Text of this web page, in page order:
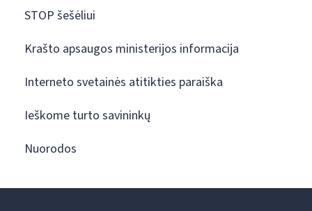
STOP šešėliui
Krašto apsaugos ministerijos informacija
Interneto svetainės atitikties paraiška
Ieškome turto savininkų
Nuorodos